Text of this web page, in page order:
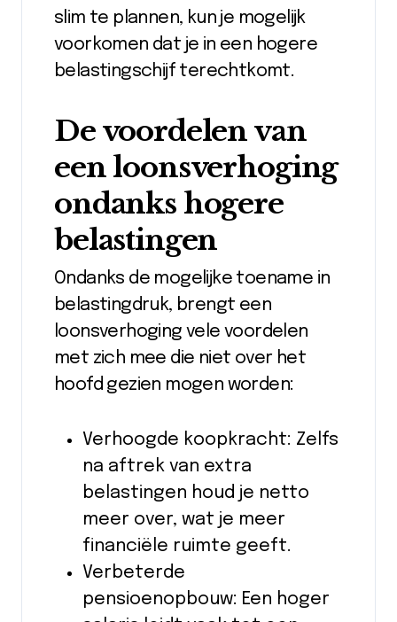
slim te plannen, kun je mogelijk
voorkomen dat je in een hogere
belastingschijf terechtkomt.
De voordelen van
een loonsverhoging
ondanks hogere
belastingen
Ondanks de mogelijke toename in
belastingdruk, brengt een
loonsverhoging vele voordelen
met zich mee die niet over het
hoofd gezien mogen worden:
Verhoogde koopkracht: Zelfs
na aftrek van extra
belastingen houd je netto
meer over, wat je meer
financiële ruimte geeft.
Verbeterde
pensioenopbouw: Een hoger